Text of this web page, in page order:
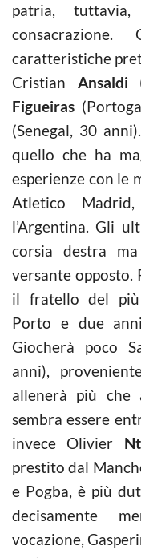
patria,
caratteristiche
Cristian Ansaldi
Figueiras
(Senegal, 30
quello che ha
esperienze con le
Atletico
l’Argentina. Gli
corsia destra
versante opposto.
il fratello del più
Porto e due
Giocherà poco
anni),
allenerà più che
sembra essere
invece Olivier
prestito dal
e Pogba, è più
decisamente
vocazione,